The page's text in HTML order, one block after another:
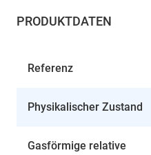
PRODUKTDATEN
Referenz
Physikalischer Zustand
Gasförmige relative